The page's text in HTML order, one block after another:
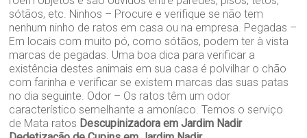
sótãos, etc. Ninhos – Procure e verifique se não tem
nenhum ninho de ratos em casa ou na empresa. Pegadas –
Em locais com muito pó, como sótãos, podem ter à vista
marcas de pegadas. Uma boa dica para verificar a
existência destes animais em sua casa é polvilhar o chão
com farinha e verificar se existem marcas das suas patas
no dia seguinte. Odor – Os ratos têm um odor
característico semelhante a amoníaco. Temos o serviço
de Mata ratos Descupinizadora em Jardim Nadir